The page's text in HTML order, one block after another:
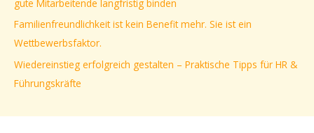
h
:
gute Mitarbeitende langfristig binden
Familienfreundlichkeit ist kein Benefit mehr. Sie ist ein
Wettbewerbsfaktor.
Wiedereinstieg erfolgreich gestalten – Praktische Tipps für HR &
Führungskräfte